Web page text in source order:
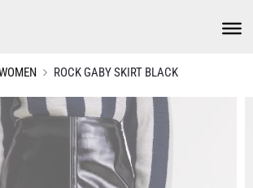
ROCK GABY SKIRT BLACK